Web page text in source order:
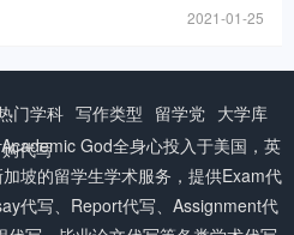
2021-01-25
门学科 写作类型 留学党 大学库
代写
God全身心投入于美国，英
坡的留学生学术服务，提供Exam代
代写、Report代写、Assignment代